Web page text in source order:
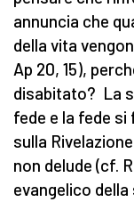
annuncia che
della vita
Ap 20, 15),
disabitato? La
fede e la fede si
sulla
non delude (cf.
evangelico